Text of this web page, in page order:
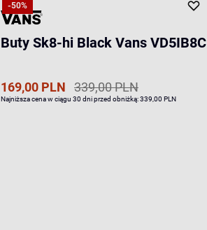
-50%
Buty Sk8-hi Black Vans VD5IB8C
169,00 PLN 339,00 PLN
Najniższa cena w ciągu 30 dni przed obniżką:339,00 PLN